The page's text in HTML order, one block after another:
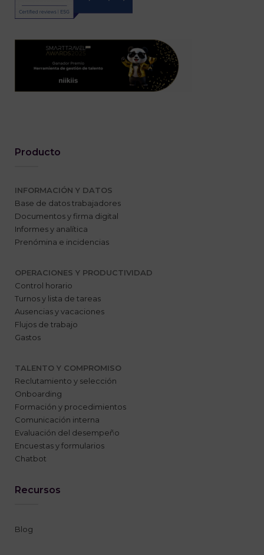
Producto
INFORMACIÓN Y DATOS
Base de datos trabajadores
Documentos y firma digital
Informes y analítica
Prenómina e incidencias
OPERACIONES Y PRODUCTIVIDAD
Control horario
Turnos y lista de tareas
Ausencias y vacaciones
Flujos de trabajo
Gastos
TALENTO Y COMPROMISO
Reclutamiento y selección
Onboarding
Formación y procedimientos
Comunicación interna
Evaluación del desempeño
Encuestas y formularios
Chatbot
Recursos
Blog